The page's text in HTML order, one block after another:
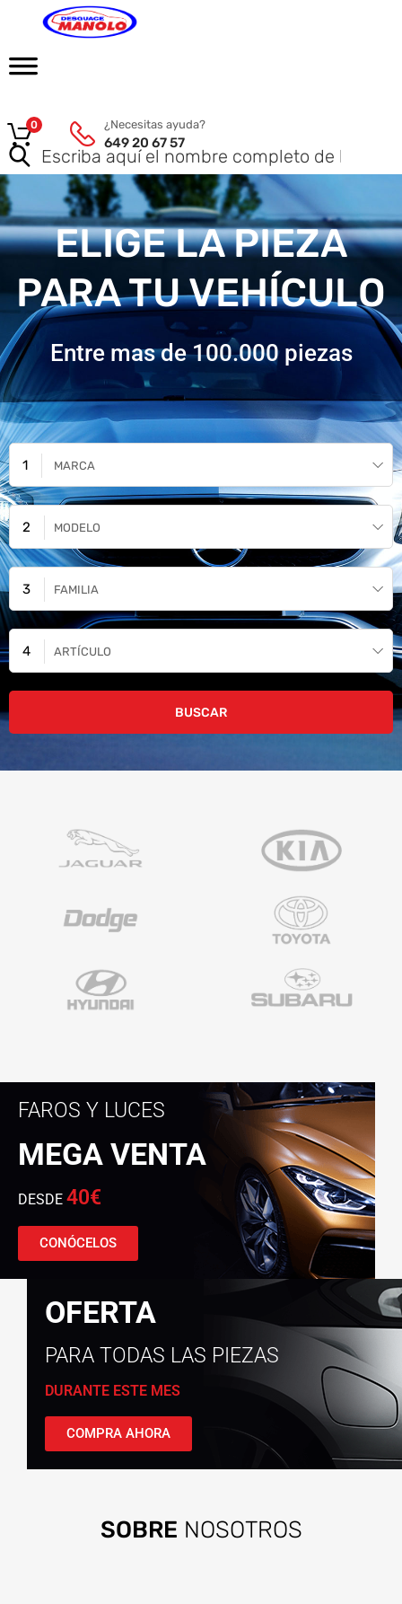
¿Necesitas ayuda?
649 20 67 57
0
ELIGE LA PIEZA
PARA TU VEHÍCULO
Entre mas de 100.000 piezas
MARCA
MODELO
FAMILIA
ARTÍCULO
FAROS Y LUCES
MEGA VENTA
DESDE 40€
CONÓCELOS
OFERTA
PARA TODAS LAS PIEZAS
DURANTE ESTE MES
COMPRA AHORA
SOBRE NOSOTROS